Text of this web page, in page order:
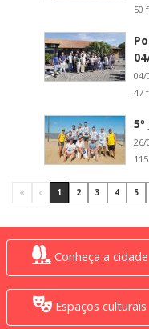
50
04/
47
26/
« ‹ 1 2 3 4 5
Conheça a cidade
Espaços culturais